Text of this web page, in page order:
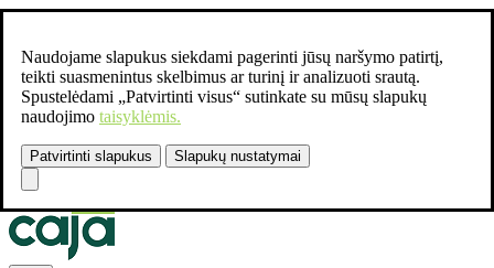
Naudojame slapukus siekdami pagerinti jūsų naršymo patirtį,
teikti suasmenintus skelbimus ar turinį ir analizuoti srautą.
Spustelėdami „Patvirtinti visus“ sutinkate su mūsų slapukų
naudojimo taisyklėmis.
Patvirtinti slapukus Slapukų nustatymai
Susisiekite:
Skip to Content